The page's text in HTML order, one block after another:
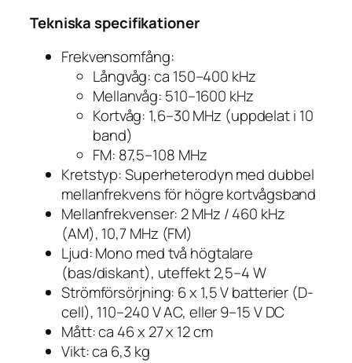
Tekniska specifikationer
Frekvensomfång:
Långvåg: ca 150–400 kHz
Mellanvåg: 510–1600 kHz
Kortvåg: 1,6–30 MHz (uppdelat i 10
band)
FM: 87,5–108 MHz
Kretstyp: Superheterodyn med dubbel
mellanfrekvens för högre kortvågsband
Mellanfrekvenser: 2 MHz / 460 kHz
(AM), 10,7 MHz (FM)
Ljud: Mono med två högtalare
(bas/diskant), uteffekt 2,5–4 W
Strömförsörjning: 6 x 1,5 V batterier (D-
cell), 110–240 V AC, eller 9–15 V DC
Mått: ca 46 x 27 x 12 cm
Vikt: ca 6,3 kg